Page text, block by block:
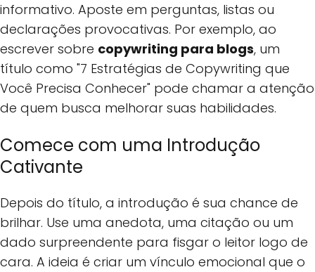
informativo. Aposte em perguntas, listas ou
declarações provocativas. Por exemplo, ao
escrever sobre copywriting para blogs, um
título como "7 Estratégias de Copywriting que
Você Precisa Conhecer" pode chamar a atenção
de quem busca melhorar suas habilidades.
Comece com uma Introdução
Cativante
Depois do título, a introdução é sua chance de
brilhar. Use uma anedota, uma citação ou um
dado surpreendente para fisgar o leitor logo de
cara. A ideia é criar um vínculo emocional que o